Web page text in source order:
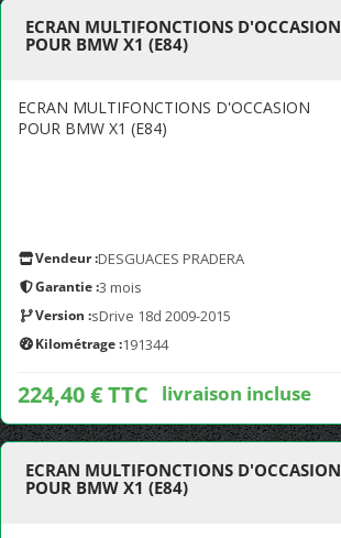
ECRAN MULTIFONCTIONS D'OCCASION
POUR BMW X1 (E84)
ECRAN MULTIFONCTIONS D'OCCASION
POUR BMW X1 (E84)
Vendeur :DESGUACES PRADERA
Garantie :3 mois
Version :sDrive 18d 2009-2015
Kilométrage :191344
224,40 € TTC livraison incluse
ECRAN MULTIFONCTIONS D'OCCASION
POUR BMW X1 (E84)